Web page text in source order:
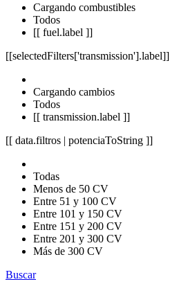
Cargando combustibles
Todos
[[ fuel.label ]]
[[selectedFilters['transmission'].label]]
Cargando cambios
Todos
[[ transmission.label ]]
[[ data.filtros | potenciaToString ]]
Todas
Menos de 50 CV
Entre 51 y 100 CV
Entre 101 y 150 CV
Entre 151 y 200 CV
Entre 201 y 300 CV
Más de 300 CV
Buscar